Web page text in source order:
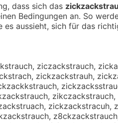
dass sich das
Bedingungen an. So
es aussieht, sich für das
ziczackstrauch,
zickzackstrauh,